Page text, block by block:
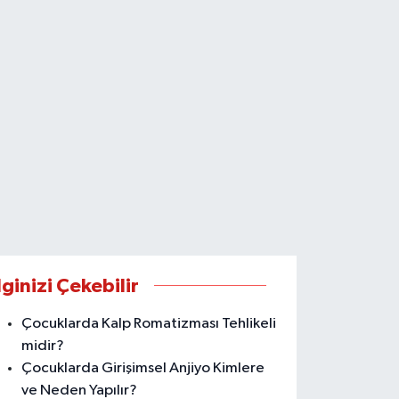
Çekebilir
Çocuklarda Kalp Romatizması Tehlikeli
midir?
Çocuklarda Girişimsel Anjiyo Kimlere
ve Neden Yapılır?